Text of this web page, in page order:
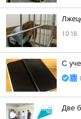
10:18
С
Две